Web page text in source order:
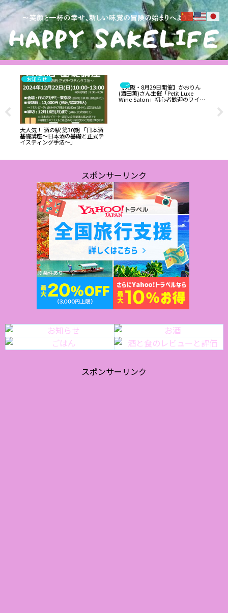
食と試飲のレポート
お知らせ
大人気！ 酒の駅 第30期 「日本酒
基礎講座～日本酒の基礎と正式テ
イスティング手法～」
イベント
【大阪・8月29日開催】かおりん
(酒田薫)さん主催「Petit Luxe
Wine Salon」初心者歓迎のワイン
スポンサーリンク
スポンサーリンク